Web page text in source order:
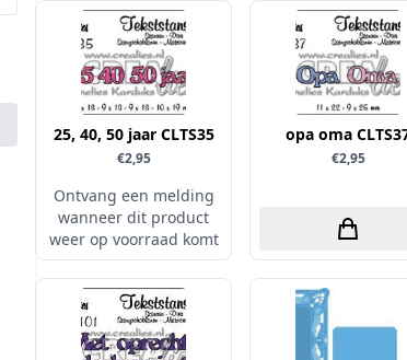
25, 40, 50 jaar CLTS35
€2,95
Ontvang een melding
wanneer dit product
weer op voorraad komt
opa oma
€2,95